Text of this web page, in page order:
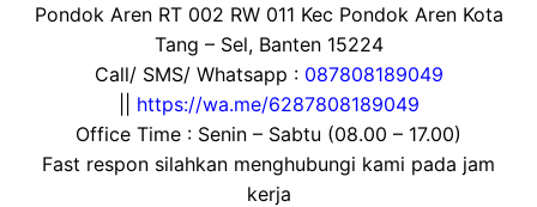
Pondok Aren RT 002 RW 011 Kec Pondok Aren Kota
Tang – Sel, Banten 15224
Call/ SMS/ Whatsapp : 087808189049
https://wa.me/6287808189049
Office Time : Senin – Sabtu (08.00 – 17.00)
Fast respon silahkan menghubungi kami pada jam
kerja